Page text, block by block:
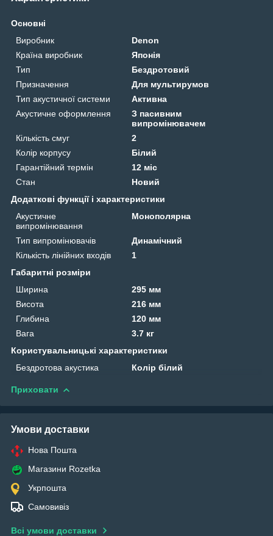
Основні
Виробник
Denon
Країна виробник
Японія
Тип
Бездротовий
Призначення
Для мультирумов
Тип акустичної системи
Активна
Акустичне оформлення
З пасивним
випромінювачем
Кількість смуг
2
Колір корпусу
Білий
Гарантійний термін
12 міс
Стан
Новий
Додаткові функції і характеристики
Акустичне
випромінювання
Монополярна
Тип випромінювачів
Динамічний
Кількість лінійних входів
1
Габаритні розміри
Ширина
295 мм
Висота
216 мм
Глибина
120 мм
Вага
3.7 кг
Користувальницькі характеристики
Бездротова акустика
Колір білий
Приховати
Умови доставки
Нова Пошта
Магазини Rozetka
Укрпошта
Самовивіз
Всі умови доставки